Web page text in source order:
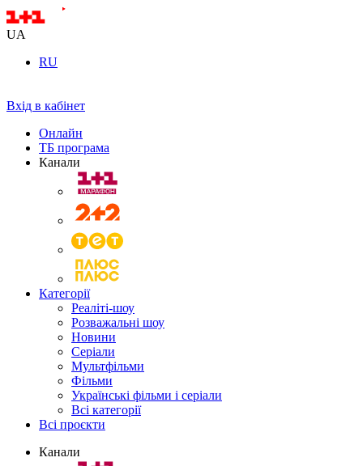
UA
RU
Вхід в кабінет
Онлайн
ТБ програма
Канали
Категорії
Реаліті-шоу
Розважальні шоу
Новини
Серіали
Мультфільми
Фільми
Українські фільми і серіали
Всі категорії
Всі проєкти
Канали